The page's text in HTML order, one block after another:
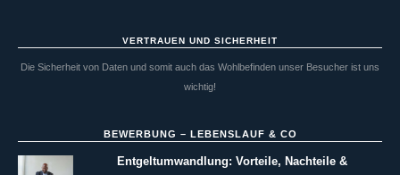
VERTRAUEN UND SICHERHEIT
Die Sicherheit von Daten und somit auch das Wohlbefinden unser Besucher ist uns
wichtig!
BEWERBUNG – LEBENSLAUF & CO
Entgeltumwandlung: Vorteile, Nachteile &